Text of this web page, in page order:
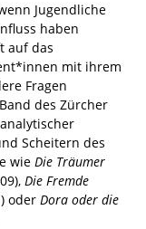
Jugendliche
haben
auf das
mit ihrem
Fragen
des Zürcher
Scheitern des
wie Die Träumer
Die Fremde
oder Dora oder die